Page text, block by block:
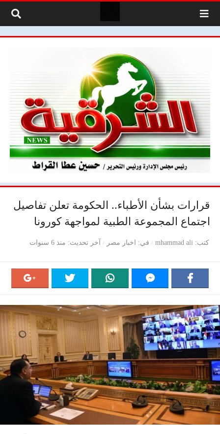
قرارات بشأن الأطباء.. الحكومة تعلن تفاصيل
اجتماع المجموعة الطبية لمواجهة كورونا
كتب mhammad ali في اخبار مصر آخر تحديث منذ 6 سنوات